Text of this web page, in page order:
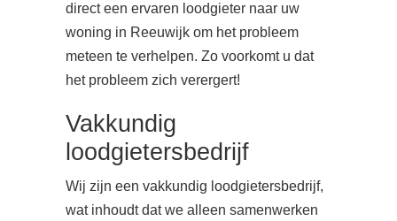
direct een ervaren loodgieter naar uw
woning in Reeuwijk om het probleem
meteen te verhelpen. Zo voorkomt u dat
het probleem zich verergert!
Vakkundig
loodgietersbedrijf
Wij zijn een vakkundig loodgietersbedrijf,
wat inhoudt dat we alleen samenwerken